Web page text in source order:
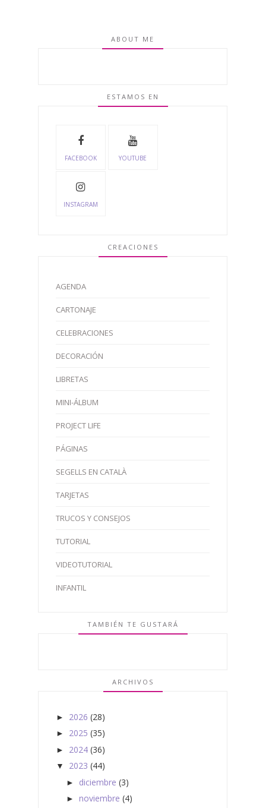
ABOUT ME
ESTAMOS EN
FACEBOOK YOUTUBE
INSTAGRAM
CREACIONES
AGENDA
CARTONAJE
CELEBRACIONES
DECORACIÓN
LIBRETAS
MINI-ÁLBUM
PROJECT LIFE
PÁGINAS
SEGELLS EN CATALÀ
TARJETAS
TRUCOS Y CONSEJOS
TUTORIAL
VIDEOTUTORIAL
INFANTIL
TAMBIÉN TE GUSTARÁ
ARCHIVOS
► 2026 (28)
► 2025 (35)
► 2024 (36)
▼ 2023 (44)
► diciembre (3)
► noviembre (4)